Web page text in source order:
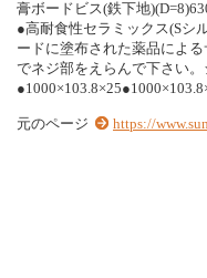
膏ボー ド ビス(鉄 下地)(D=8)63
●高耐食性セラ ミ ッ ク ス(Sシ
ー ドに塗布さ れた薬品によ る
でネジ部を え ら んで 下 さ い。
●1000×103.8×25●1000×103.8
元のページ https://